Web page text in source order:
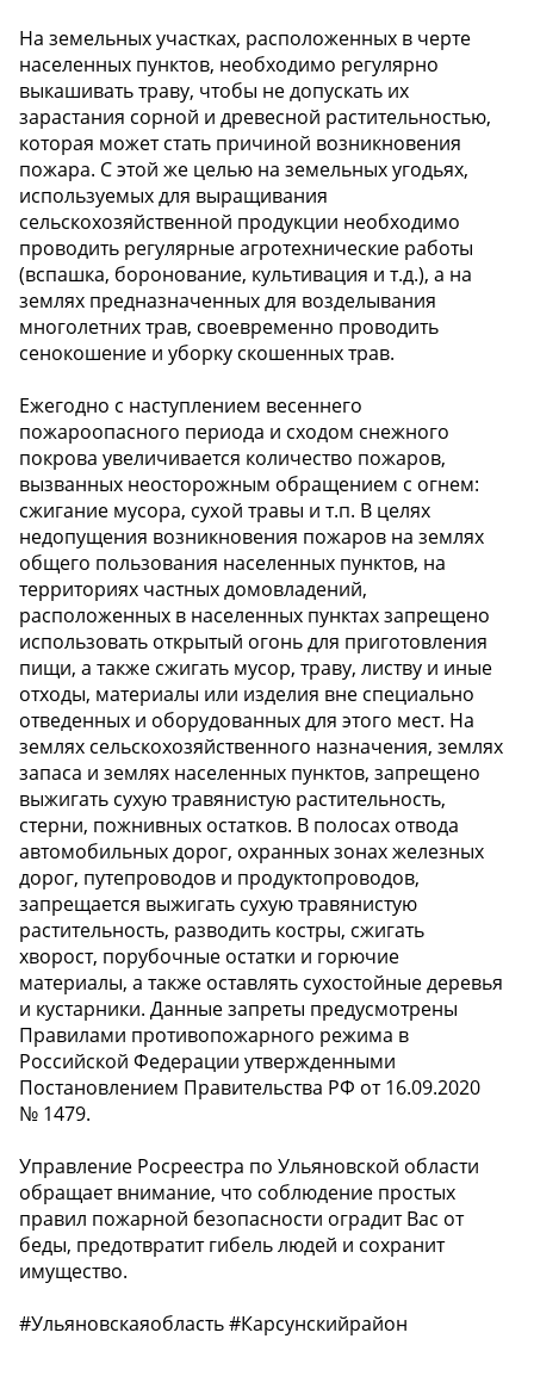
На земельных участках, расположенных в черте
населенных пунктов, необходимо регулярно
выкашивать траву, чтобы не допускать их
зарастания сорной и древесной растительностью,
которая может стать причиной возникновения
пожара. С этой же целью на земельных угодьях,
используемых для выращивания
сельскохозяйственной продукции необходимо
проводить регулярные агротехнические работы
(вспашка, боронование, культивация и т.д.), а на
землях предназначенных для возделывания
многолетних трав, своевременно проводить
сенокошение и уборку скошенных трав.
Ежегодно с наступлением весеннего
пожароопасного периода и сходом снежного
покрова увеличивается количество пожаров,
вызванных неосторожным обращением с огнем:
сжигание мусора, сухой травы и т.п. В целях
недопущения возникновения пожаров на землях
общего пользования населенных пунктов, на
территориях частных домовладений,
расположенных в населенных пунктах запрещено
использовать открытый огонь для приготовления
пищи, а также сжигать мусор, траву, листву и иные
отходы, материалы или изделия вне специально
отведенных и оборудованных для этого мест. На
землях сельскохозяйственного назначения, землях
запаса и землях населенных пунктов, запрещено
выжигать сухую травянистую растительность,
стерни, пожнивных остатков. В полосах отвода
автомобильных дорог, охранных зонах железных
дорог, путепроводов и продуктопроводов,
запрещается выжигать сухую травянистую
растительность, разводить костры, сжигать
хворост, порубочные остатки и горючие
материалы, а также оставлять сухостойные деревья
и кустарники. Данные запреты предусмотрены
Правилами противопожарного режима в
Российской Федерации утвержденными
Постановлением Правительства РФ от 16.09.2020
№ 1479.
Управление Росреестра по Ульяновской области
обращает внимание, что соблюдение простых
правил пожарной безопасности оградит Вас от
беды, предотвратит гибель людей и сохранит
имущество.
#Ульяновскаяобласть #Карсунскийрайон